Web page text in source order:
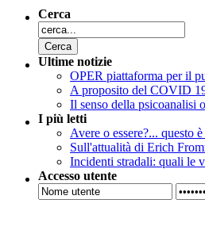
Cerca
Ultime notizie
OPER piattaforma per il
A proposito del COVID
Il senso della psicoanalisi
I più letti
Avere o essere?... questo
Sull'attualità di Erich
Incidenti stradali: quali le
Accesso utente